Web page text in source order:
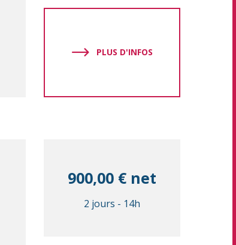
PLUS D'INFOS
900,00 € net
2 jours - 14h